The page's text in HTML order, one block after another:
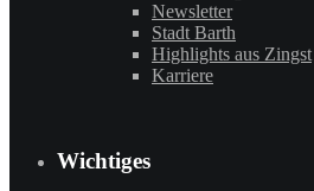
Newsletter
Stadt Barth
Highlights aus Zingst
Karriere
Wichtiges